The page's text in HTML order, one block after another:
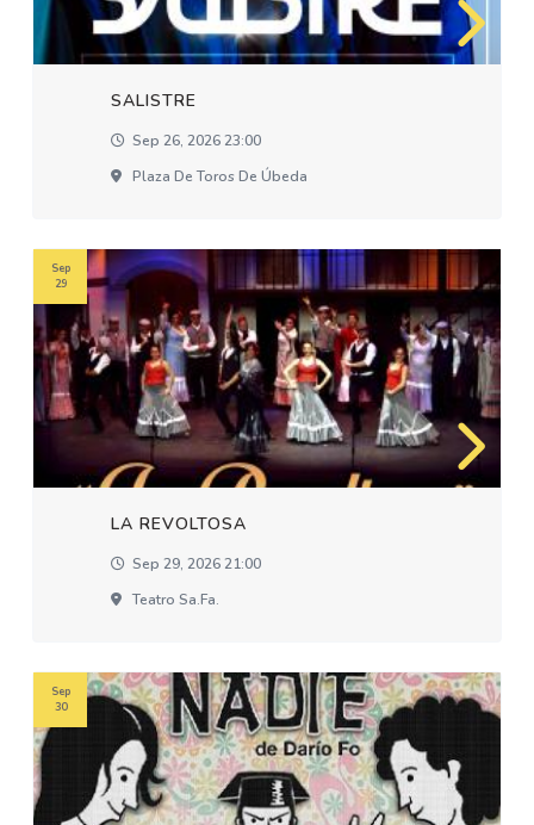
SALISTRE
Sep 26, 2026 23:00
Plaza De Toros De Úbeda
LA REVOLTOSA
Sep 29, 2026 21:00
Teatro Sa.fa.
Sep
29
Sep
30